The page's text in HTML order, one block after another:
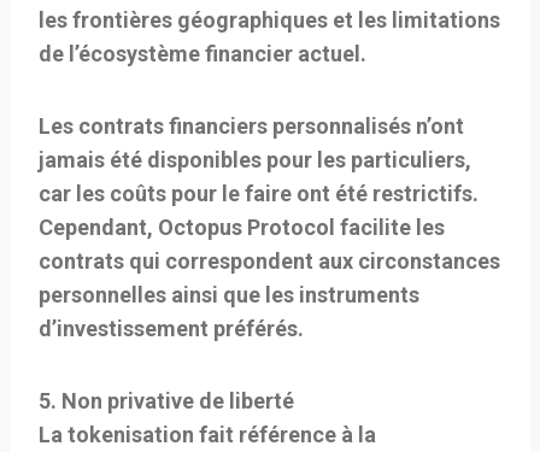
les frontières géographiques et les limitations
de l’écosystème financier actuel.
Les contrats financiers personnalisés n’ont
jamais été disponibles pour les particuliers,
car les coûts pour le faire ont été restrictifs.
Cependant, Octopus Protocol facilite les
contrats qui correspondent aux circonstances
personnelles ainsi que les instruments
d’investissement préférés.
5. Non privative de liberté
La tokenisation fait référence à la